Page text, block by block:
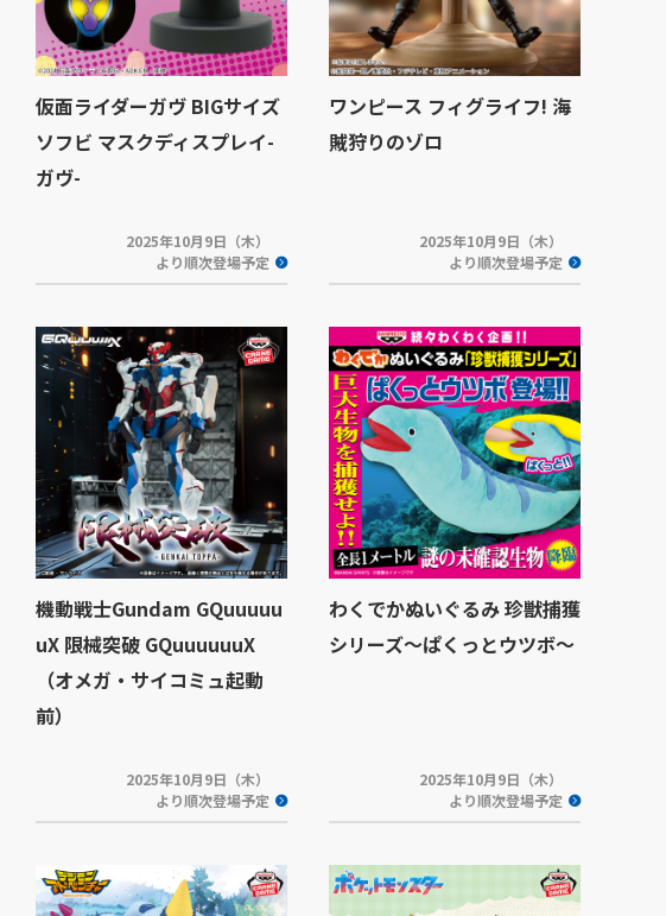
仮面ライダーガヴ BIGサイズ
ソフビ マスクディスプレイ-
ガヴ-
2025年10月9日（木）
より順次登場予定
ワンピース フィグライフ! 海
賊狩りのゾロ
2025年10月9日（木）
より順次登場予定
機動戦士Gundam GQuuuuu
uX 限械突破 GQuuuuuuX
（オメガ・サイコミュ起動
前）
2025年10月9日（木）
より順次登場予定
わくでかぬいぐるみ 珍獣捕獲
シリーズ～ぱくっとウツボ～
2025年10月9日（木）
より順次登場予定